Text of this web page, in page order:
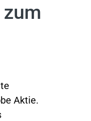
Aktie.